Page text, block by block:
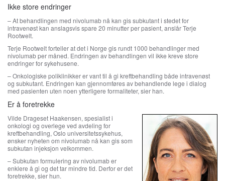
Ikke store endringer
– At behandlingen med nivolumab nå kan gis subkutant i stedet for
intravenøst kan anslagsvis spare 20 minutter per pasient, anslår Terje
Rootwelt.
Terje Rootwelt forteller at det i Norge gis rundt 1000 behandlinger med
nivolumab per måned. Endringen av behandlingen vil ikke kreve store
endringer for sykehusene.
– Onkologiske poliklinikker er vant til å gi kreftbehandling både intravenøst
og subkutant. Endringen kan gjennomføres av behandlende lege i dialog
med pasienten uten noen ytterligere formaliteter, sier han.
Er å foretrekke
Vilde Drageset Haakensen, spesialist i
onkologi og overlege ved avdeling for
kreftbehandling, Oslo universitetssykehus,
ønsker nyheten om nivolumab nå kan gis som
subkutan injeksjon velkommen.
– Subkutan formulering av nivolumab er
enklere å gi og det tar mindre tid. Derfor er det
foretrekke, sier hun.